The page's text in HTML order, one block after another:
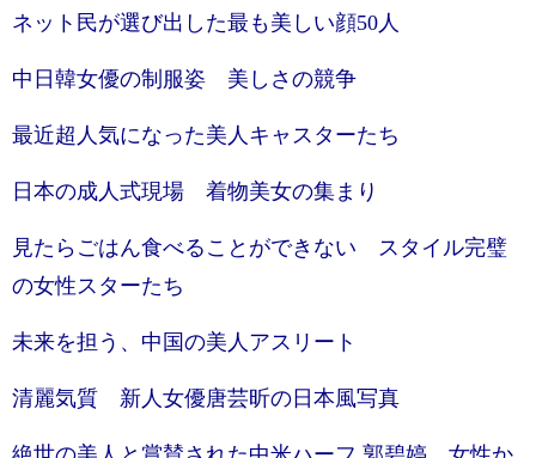
ネット民が選び出した最も美しい顔50人
中日韓女優の制服姿 美しさの競争
最近超人気になった美人キャスターたち
日本の成人式現場 着物美女の集まり
見たらごはん食べることができない スタイル完璧
の女性スターたち
未来を担う、中国の美人アスリート
清麗気質 新人女優唐芸昕の日本風写真